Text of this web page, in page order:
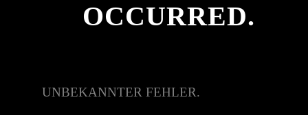
OCCURRED.
UNBEKANNTER FEHLER.